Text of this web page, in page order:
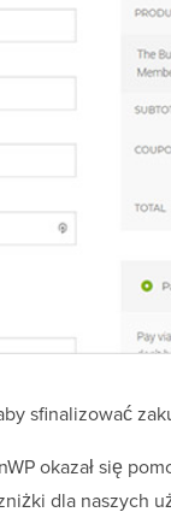
sfinalizować
okazał się
dla naszych